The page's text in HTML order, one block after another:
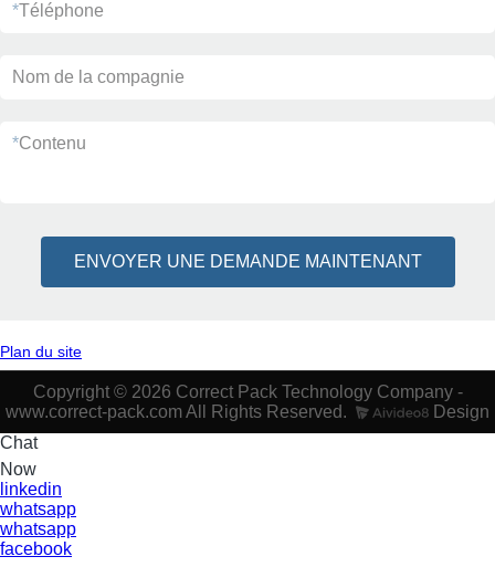
*Téléphone
Nom de la compagnie
*Contenu
ENVOYER UNE DEMANDE MAINTENANT
Plan du site
Copyright © 2026 Correct Pack Technology Company -
www.correct-pack.com All Rights Reserved.
Design
Chat
Now
linkedin
whatsapp
whatsapp
facebook